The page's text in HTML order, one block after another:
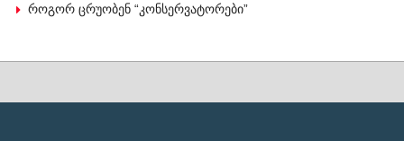
როგორ ცრუობენ “კონსერვატორები”